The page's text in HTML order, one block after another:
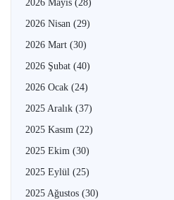
2026 Mayıs (28)
2026 Nisan (29)
2026 Mart (30)
2026 Şubat (40)
2026 Ocak (24)
2025 Aralık (37)
2025 Kasım (22)
2025 Ekim (30)
2025 Eylül (25)
2025 Ağustos (30)